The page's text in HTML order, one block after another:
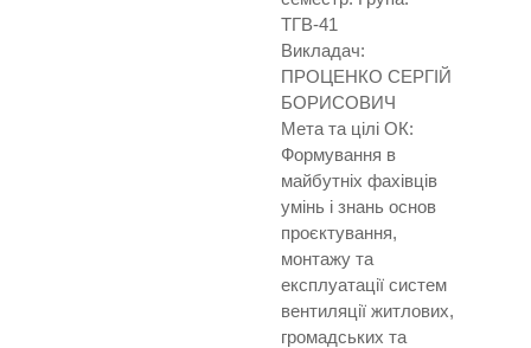
ТГВ-41
Викладач:
ПРОЦЕНКО СЕРГІЙ
БОРИСОВИЧ
Мета та цілі ОК:
Формування в
майбутніх фахівців
умінь і знань основ
проєктування,
монтажу та
експлуатації систем
вентиляції житлових,
громадських та